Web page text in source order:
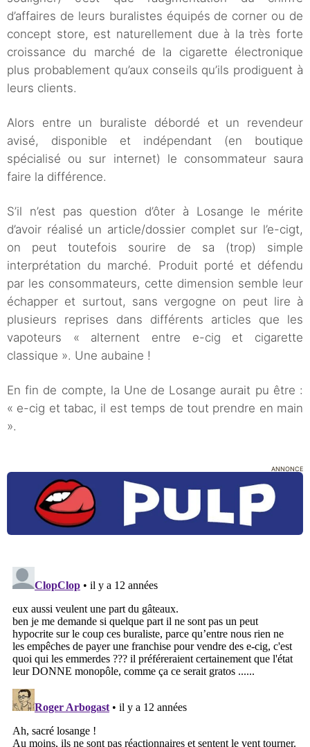
d’affaires de leurs buralistes équipés de corner ou de
concept store, est naturellement due à la très forte
croissance du marché de la cigarette électronique
plus probablement qu’aux conseils qu’ils prodiguent à
leurs clients.
Alors entre un buraliste débordé et un revendeur
avisé, disponible et indépendant (en boutique
spécialisé ou sur internet) le consommateur saura
faire la différence.
S’il n’est pas question d’ôter à Losange le mérite
d’avoir réalisé un article/dossier complet sur l’e-cigt,
on peut toutefois sourire de sa (trop) simple
interprétation du marché. Produit porté et défendu
par les consommateurs, cette dimension semble leur
échapper et surtout, sans vergogne on peut lire à
plusieurs reprises dans différents articles que les
vapoteurs « alternent entre e-cig et cigarette
classique ». Une aubaine !
En fin de compte, la Une de Losange aurait pu être :
« e-cig et tabac, il est temps de tout prendre en main
».
ANNONCE